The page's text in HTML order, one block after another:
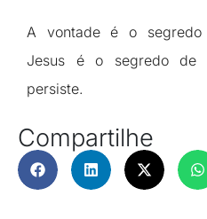
A vontade é o segredo
Jesus é o segredo
persiste.
Compartilhe